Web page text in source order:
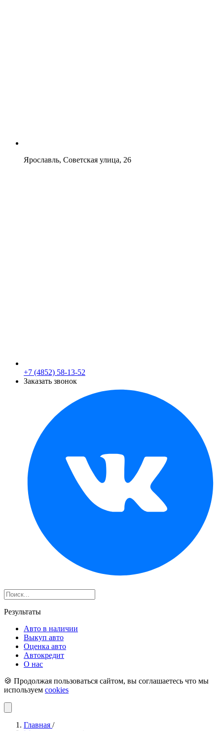
Ярославль, Советская улица, 26
+7 (4852) 58-13-52
Заказать звонок
Результаты
Авто в наличии
Выкуп авто
Оценка авто
Автокредит
О нас
🍪 Продолжая пользоваться сайтом, вы соглашаетесь что мы
используем cookies
Главная /